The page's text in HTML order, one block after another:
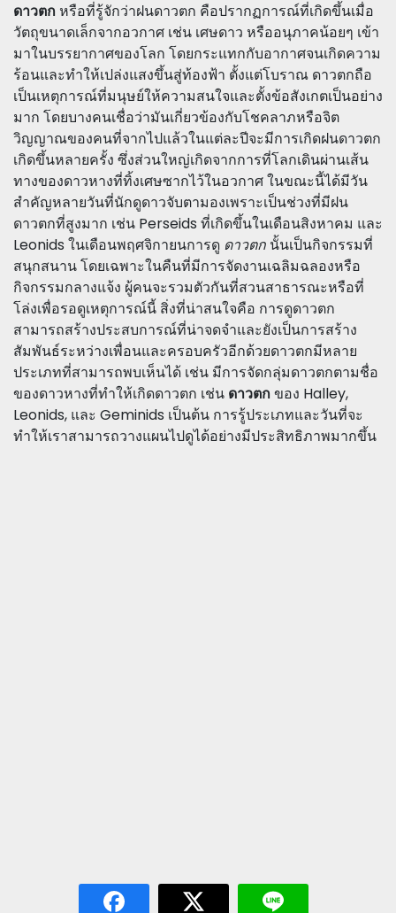
ดาวตก หรือที่รู้จักว่าฝนดาวตก คือปรากฏการณ์ที่เกิดขึ้นเมื่อ
วัตถุขนาดเล็กจากอวกาศ เช่น เศษดาว หรืออนุภาคน้อยๆ เข้า
มาในบรรยากาศของโลก โดยกระแทกกับอากาศจนเกิดความ
ร้อนและทำให้เปล่งแสงขึ้นสู่ท้องฟ้า ตั้งแต่โบราณ ดาวตกถือ
เป็นเหตุการณ์ที่มนุษย์ให้ความสนใจและตั้งข้อสังเกตเป็นอย่าง
มาก โดยบางคนเชื่อว่ามันเกี่ยวข้องกับโชคลาภหรือจิต
วิญญาณของคนที่จากไปแล้วในแต่ละปีจะมีการเกิดฝนดาวตก
เกิดขึ้นหลายครั้ง ซึ่งส่วนใหญ่เกิดจากการที่โลกเดินผ่านเส้น
ทางของดาวหางที่ทิ้งเศษซากไว้ในอวกาศ ในขณะนี้ได้มีวัน
สำคัญหลายวันที่นักดูดาวจับตามองเพราะเป็นช่วงที่มีฝน
ดาวตกที่สูงมาก เช่น Perseids ที่เกิดขึ้นในเดือนสิงหาคม และ
Leonids ในเดือนพฤศจิกายนการดู ดาวตก นั้นเป็นกิจกรรมที่
สนุกสนาน โดยเฉพาะในคืนที่มีการจัดงานเฉลิมฉลองหรือ
กิจกรรมกลางแจ้ง ผู้คนจะรวมตัวกันที่สวนสาธารณะหรือที่
โล่งเพื่อรอดูเหตุการณ์นี้ สิ่งที่น่าสนใจคือ การดูดาวตก
สามารถสร้างประสบการณ์ที่น่าจดจำและยังเป็นการสร้าง
สัมพันธ์ระหว่างเพื่อนและครอบครัวอีกด้วยดาวตกมีหลาย
ประเภทที่สามารถพบเห็นได้ เช่น มีการจัดกลุ่มดาวตกตามชื่อ
ของดาวหางที่ทำให้เกิดดาวตก เช่น ดาวตก ของ Halley,
Leonids, และ Geminids เป็นต้น การรู้ประเภทและวันที่จะ
ทำให้เราสามารถวางแผนไปดูได้อย่างมีประสิทธิภาพมากขึ้น